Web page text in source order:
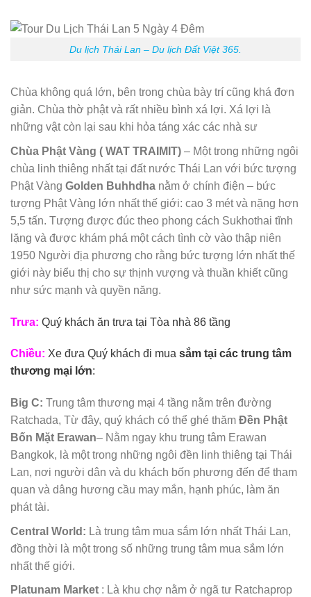
Du lịch Thái Lan – Du lịch Đất Việt 365.
Chùa không quá lớn, bên trong chùa bày trí cũng khá đơn
giản. Chùa thờ phật và rất nhiều bình xá lợi. Xá lợi là
những vật còn lại sau khi hỏa táng xác các nhà sư
Chùa Phật Vàng ( WAT TRAIMIT) – Một trong những ngôi
chùa linh thiêng nhất tại đất nước Thái Lan với bức tượng
Phật Vàng Golden Buhhdha nằm ở chính điện – bức
tượng Phật Vàng lớn nhất thế giới: cao 3 mét và nặng hơn
5,5 tấn. Tượng được đúc theo phong cách Sukhothai tĩnh
lặng và được khám phá một cách tình cờ vào thập niên
1950 Người địa phương cho rằng bức tượng lớn nhất thế
giới này biểu thị cho sự thịnh vượng và thuần khiết cũng
như sức mạnh và quyền năng.
Trưa: Quý khách ăn trưa tại Tòa nhà 86 tầng
Chiều: Xe đưa Quý khách đi mua sắm tại các trung tâm
thương mại lớn:
Big C: Trung tâm thương mại 4 tầng nằm trên đường
Ratchada, Từ đây, quý khách có thể ghé thăm Đền Phật
Bốn Mặt Erawan– Nằm ngay khu trung tâm Erawan
Bangkok, là một trong những ngôi đền linh thiêng tại Thái
Lan, nơi người dân và du khách bốn phương đến để tham
quan và dâng hương cầu may mắn, hạnh phúc, làm ăn
phát tài.
Central World: Là trung tâm mua sắm lớn nhất Thái Lan,
đồng thời là một trong số những trung tâm mua sắm lớn
nhất thế giới.
Platunam Market : Là khu chợ nằm ở ngã tư Ratchaprop